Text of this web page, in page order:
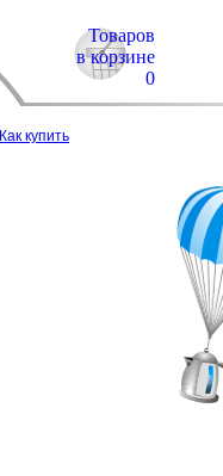
Товаров
в корзине
0
Как купить